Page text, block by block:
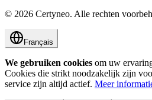
© 2026 Certyneo. Alle rechten
Français
We gebruiken cookies om uw
Cookies die strikt noodzakelijk zijn
service zijn altijd actief. Meer